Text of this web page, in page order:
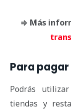
⇒ Más
Para
Podrás
tiendas y